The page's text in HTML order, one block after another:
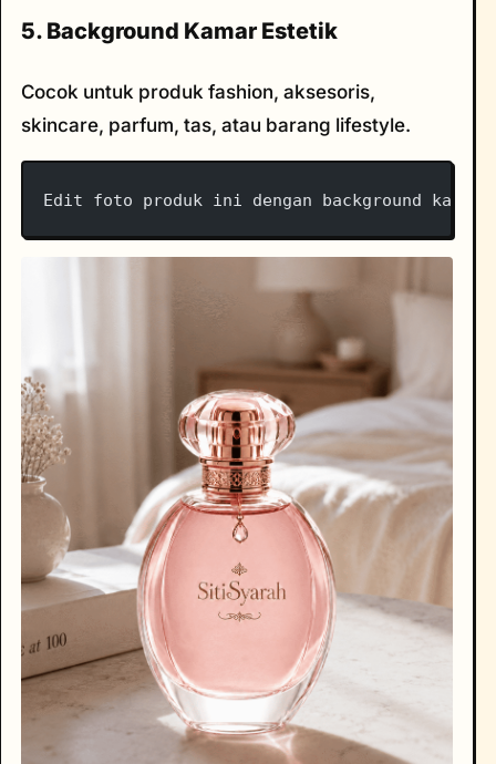
5. Background Kamar Estetik
Cocok untuk produk fashion, aksesoris,
skincare, parfum, tas, atau barang lifestyle.
Edit foto produk ini dengan background